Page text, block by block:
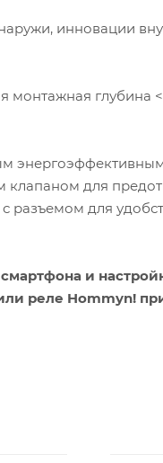
инновации
монтажная глубина
для
разъемом для
и
реле Hommyn!